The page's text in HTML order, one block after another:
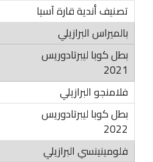
تصنيف أندية قارة آسيا
بالميراس البرازيلي
بطل كوبا ليبرتادوريس
2021
فلامنجو البرازيلي
بطل كوبا ليبرتادوريس
2022
فلومينينسي البرازيلي